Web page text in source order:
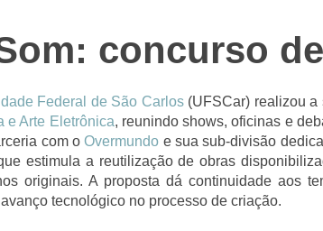
concurso
Federal de São Carlos(UFSCar) realizou a
e Arte Eletrônica, reunindo shows, oficinas e
com oOvermundo e sua sub-divisão
estimula a reutilização de obras
originais. A proposta dá continuidade aos
tecnológico no processo de criação.